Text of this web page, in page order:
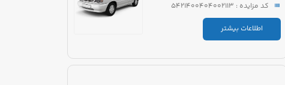
کد مزایده : 5421400404002113
اطلاعات بیشتر